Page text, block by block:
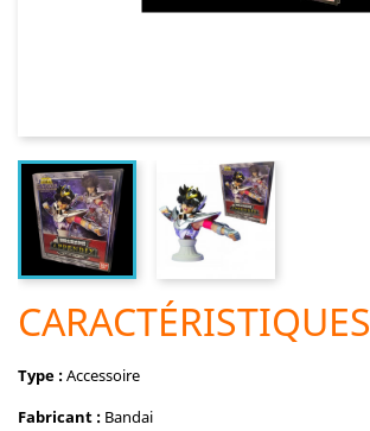
CARACTÉRISTIQUES
Type :Accessoire
Fabricant : Bandai